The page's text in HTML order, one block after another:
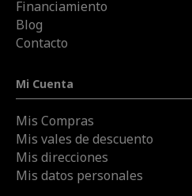
Financiamiento
Blog
Contacto
Mi Cuenta
Mis Compras
Mis vales de descuento
Mis direcciones
Mis datos personales